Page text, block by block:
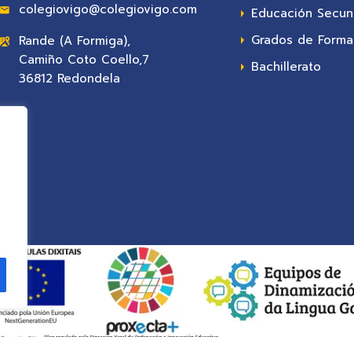
colegiovigo@colegiovigo.com
Rande (A Formiga),
Camiño Coto Coello,7
36812 Redondela
Educación
Grados de
Bachillerato